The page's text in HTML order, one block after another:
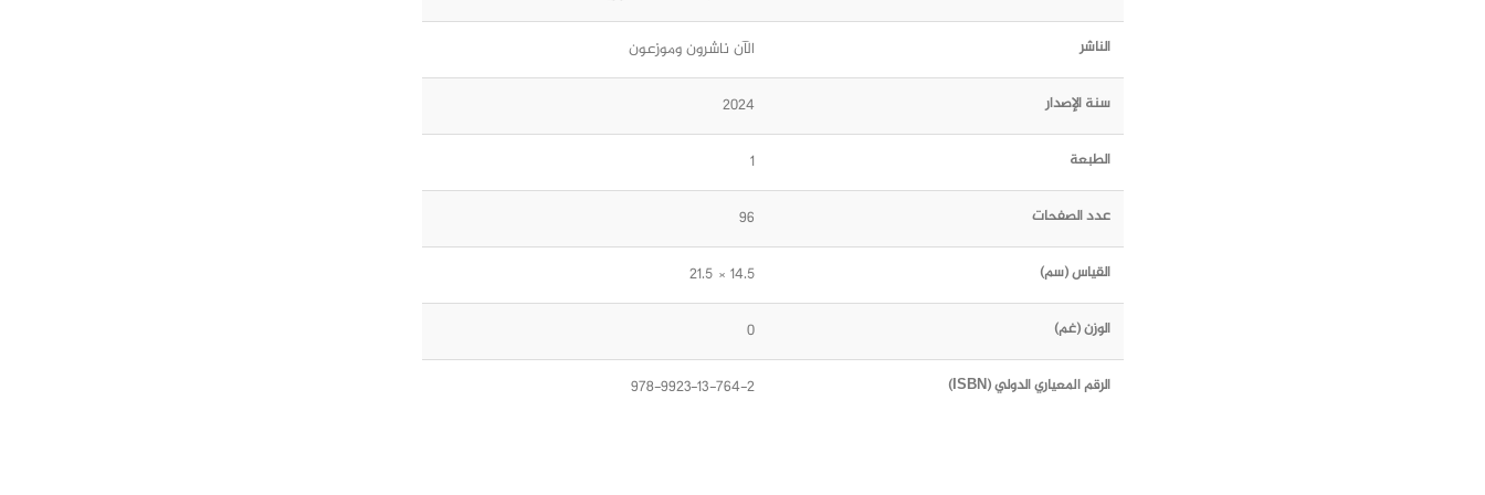
الناشر الآن ناشرون وموزعون
سنة الإصدار 2024
الطبعة 1
عدد الصفحات 96
القياس (سم) 14.5 × 21.5
الوزن (غم) 0
الرقم المعياري الدولي (ISBN) 978-9923-13-764-2